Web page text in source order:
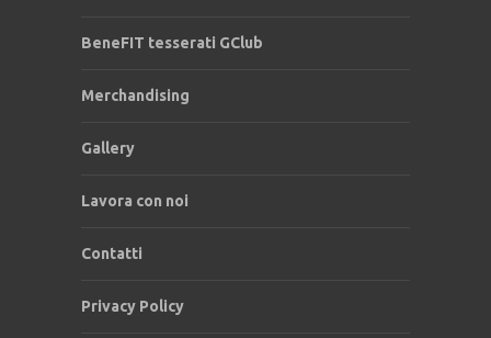
BeneFIT tesserati GClub
Merchandising
Gallery
Lavora con noi
Contatti
Privacy Policy